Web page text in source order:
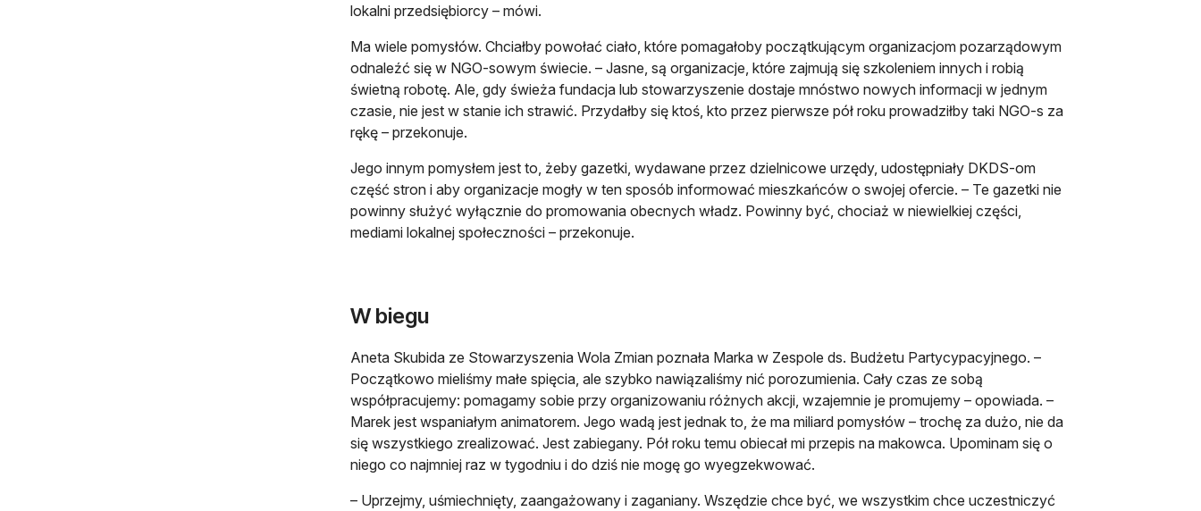
lokalni przedsiębiorcy – mówi.
Ma wiele pomysłów. Chciałby powołać ciało, które pomagałoby początkującym organizacjom pozarządowym
odnaleźć się w NGO-sowym świecie. – Jasne, są organizacje, które zajmują się szkoleniem innych i robią
świetną robotę. Ale, gdy świeża fundacja lub stowarzyszenie dostaje mnóstwo nowych informacji w jednym
czasie, nie jest w stanie ich strawić. Przydałby się ktoś, kto przez pierwsze pół roku prowadziłby taki NGO-s za
rękę – przekonuje.
Jego innym pomysłem jest to, żeby gazetki, wydawane przez dzielnicowe urzędy, udostępniały DKDS-om
część stron i aby organizacje mogły w ten sposób informować mieszkańców o swojej ofercie. – Te gazetki nie
powinny służyć wyłącznie do promowania obecnych władz. Powinny być, chociaż w niewielkiej części,
mediami lokalnej społeczności – przekonuje.
W biegu
Aneta Skubida ze Stowarzyszenia Wola Zmian poznała Marka w Zespole ds. Budżetu Partycypacyjnego. –
Początkowo mieliśmy małe spięcia, ale szybko nawiązaliśmy nić porozumienia. Cały czas ze sobą
współpracujemy: pomagamy sobie przy organizowaniu różnych akcji, wzajemnie je promujemy – opowiada. –
Marek jest wspaniałym animatorem. Jego wadą jest jednak to, że ma miliard pomysłów – trochę za dużo, nie da
się wszystkiego zrealizować. Jest zabiegany. Pół roku temu obiecał mi przepis na makowca. Upominam się o
niego co najmniej raz w tygodniu i do dziś nie mogę go wyegzekwować.
– Uprzejmy, uśmiechnięty, zaangażowany i zaganiany. Wszędzie chce być, we wszystkim chce uczestniczyć